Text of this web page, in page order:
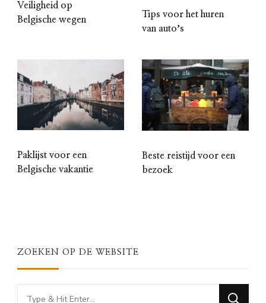
Veiligheid op
Belgische wegen
Tips voor het huren
van autoʼs
Paklijst voor een
Belgische vakantie
Beste reistijd voor een
bezoek
ZOEKEN OP DE WEBSITE
Looking